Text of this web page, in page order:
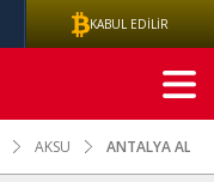
AKSU ANTALYA
KABUL EDİLİR